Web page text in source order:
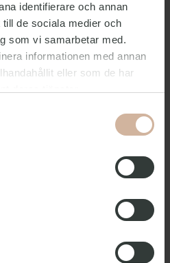
identifierare och annan
de sociala medier och
som vi samarbetar med.
informationen med annan
eller som de har
enn 20 personer.
+45 3318 8338
Måndag-fredag ​​kl 8.00-
16.00
vi till vår
befintliga bokningar, eller
du ringa eller skriva till oss,
till vänster, så
så snart som möjligt.